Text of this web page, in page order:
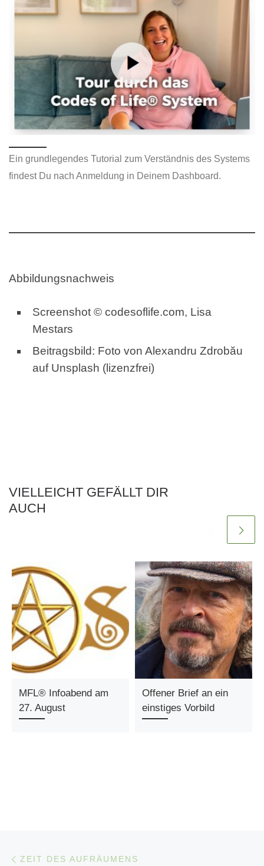
Ein grundlegendes Tutorial zum Verständnis des Systems
findest Du nach Anmeldung in Deinem Dashboard.
Abbildungsnachweis
Screenshot © codesoflife.com, Lisa
Mestars
Beitragsbild: Foto von Alexandru Zdrobău
auf Unsplash (lizenzfrei)
VIELLEICHT GEFÄLLT DIR
AUCH
MFL® Infoabend am
27. August
Offener Brief an ein
einstiges Vorbild
Beitragsnavigation
ZEIT DES AUFRÄUMENS